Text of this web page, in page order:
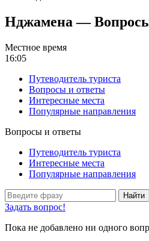
Нджамена —
Местное время
16:05
Путеводитель туриста
Вопросы и ответы
Интересные места
Популярные направления
Вопросы и ответы
Путеводитель туриста
Интересные места
Популярные направления
Найти
Задать вопрос!
Пока не добавлено ни одного